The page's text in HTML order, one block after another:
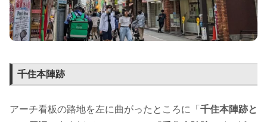
千住本陣跡
アーチ看板の路地を左に曲がったところに「 千住本陣跡と